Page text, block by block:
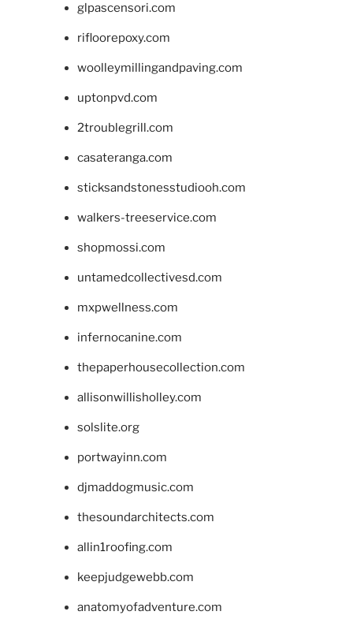
glpascensori.com
rifloorepoxy.com
woolleymillingandpaving.com
uptonpvd.com
2troublegrill.com
casateranga.com
sticksandstonesstudiooh.com
walkers-treeservice.com
shopmossi.com
untamedcollectivesd.com
mxpwellness.com
infernocanine.com
thepaperhousecollection.com
allisonwillisholley.com
solslite.org
portwayinn.com
djmaddogmusic.com
thesoundarchitects.com
allin1roofing.com
keepjudgewebb.com
anatomyofadventure.com